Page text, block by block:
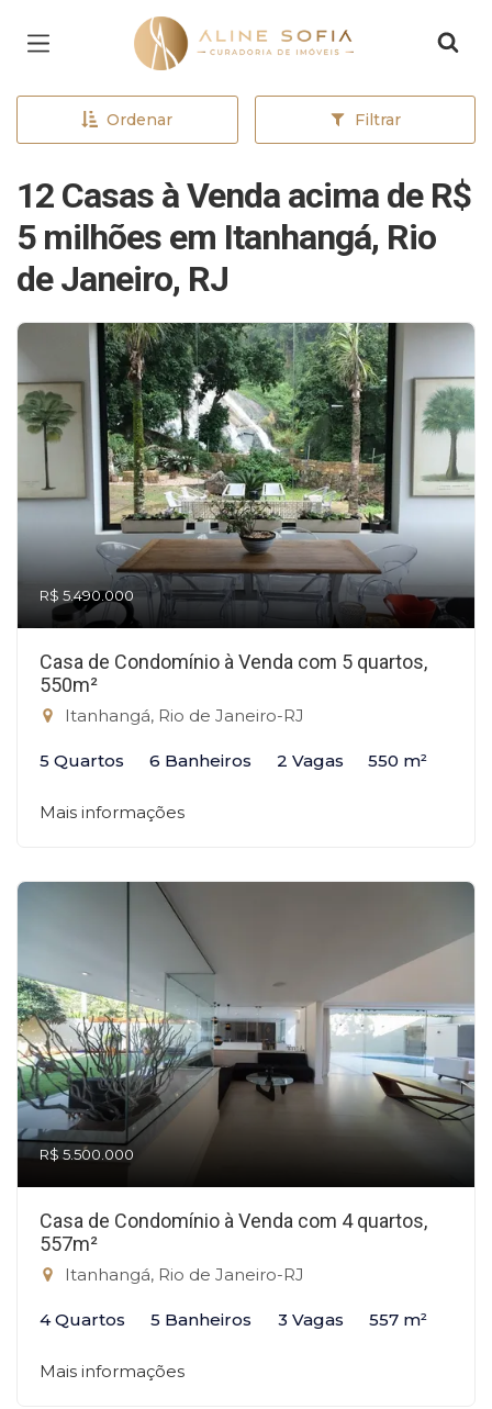
Página inicial
Ordenar Filtrar
12 Casas à Venda acima de R$
5 milhões em Itanhangá, Rio
de Janeiro, RJ
R$ 5.490.000
Casa de Condomínio à Venda com 5 quartos,
550m²
Itanhangá, Rio de Janeiro-RJ
5 Quartos 6 Banheiros 2 Vagas 550 m²
Mais informações
R$ 5.500.000
Casa de Condomínio à Venda com 4 quartos,
557m²
Itanhangá, Rio de Janeiro-RJ
4 Quartos 5 Banheiros 3 Vagas 557 m²
Mais informações